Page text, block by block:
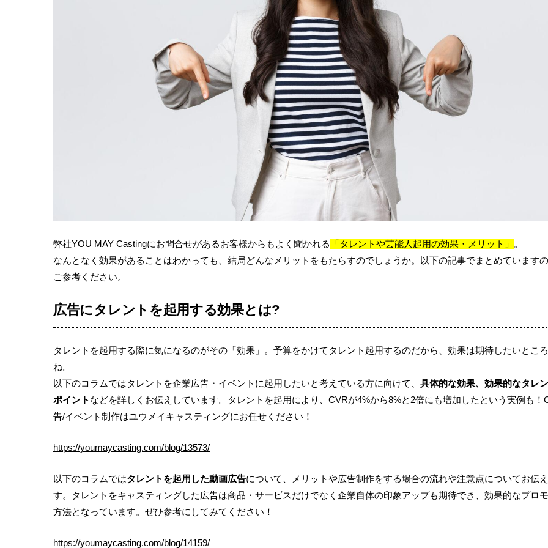
弊社YOU MAY Castingにお問合せがあるお客様からもよく聞かれる 「タレントや芸能人起用の効果・メリット」
。
なんとなく効果があることはわかっても、結局どんなメリットをもたらすのでしょうか。以下の記事でまとめています
ご参考ください。
広告にタレントを起用する効果とは?
タレントを起用する際に気になるのがその「効果」。予算をかけてタレント起用するのだから、効果は期待したいとこ
ね。
以下のコラムではタレントを企業広告・イベントに起用したいと考えている方に向けて、 具体的な効果、効果的なタレ
ポイント などを詳しくお伝えしています。タレントを起用により、CVRが4%から8%と2倍にも増加したという実例も！
告/イベント制作はユウメイキャスティングにお任せください！
https://youmaycasting.com/blog/13573/
以下のコラムではタレントを起用した動画広告について、メリットや広告制作をする場合の流れや注意点についてお伝
す。タレントをキャスティングした広告は商品・サービスだけでなく企業自体の印象アップも期待でき、効果的なプロ
方法となっています。ぜひ参考にしてみてください！
https://youmaycasting.com/blog/14159/